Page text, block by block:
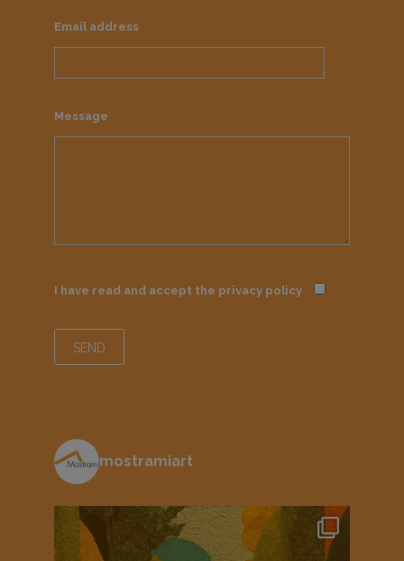
Email address
Message
I have read and accept the privacy policy
mostramiart